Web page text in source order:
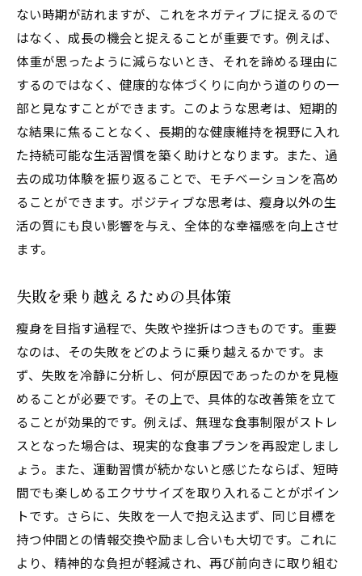
ない時期が訪れますが、これをネガティブに捉えるので
はなく、成長の機会と捉えることが重要です。例えば、
体重が思ったように減らないとき、それを諦める理由に
するのではなく、健康的な体づくりに向かう道のりの一
部と見なすことができます。このような思考は、短期的
な結果に焦ることなく、長期的な健康維持を視野に入れ
た持続可能な生活習慣を築く助けとなります。また、過
去の成功体験を振り返ることで、モチベーションを高め
ることができます。ポジティブな思考は、瘦身以外の生
活の質にも良い影響を与え、全体的な幸福感を向上させ
ます。
失敗を乗り越えるための具体策
瘦身を目指す過程で、失敗や挫折はつきものです。重要
なのは、その失敗をどのように乗り越えるかです。ま
ず、失敗を冷静に分析し、何が原因であったのかを見極
めることが必要です。その上で、具体的な改善策を立て
ることが効果的です。例えば、無理な食事制限がストレ
スとなった場合は、現実的な食事プランを再設定しまし
ょう。また、運動習慣が続かないと感じたならば、短時
間でも楽しめるエクササイズを取り入れることがポイン
トです。さらに、失敗を一人で抱え込まず、同じ目標を
持つ仲間との情報交換や励まし合いも大切です。これに
より、精神的な負担が軽減され、再び前向きに取り組む